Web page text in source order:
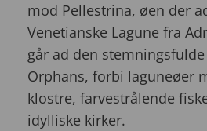
mod Pellestrina, øen der
Venetianske Lagune fra
går ad den
Orphans, forbi laguneøer
klostre, farvestrålende
idylliske kirker.